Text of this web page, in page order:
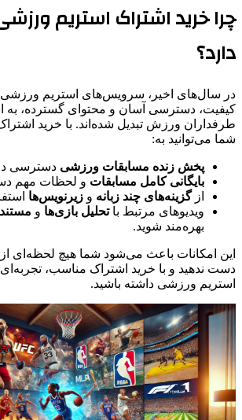
چرا خرید اشتراک استریم
دارد؟
در سال‌های اخیر، سرویس‌های استریم ورزشی
کیفیت، دسترسی آسان و محتوای گسترده، به
طرفداران ورزش تبدیل شده‌اند. با خرید
شما می‌توانید به:
پخش زنده مسابقات ورزشی دسترسی
بایگانی کامل مسابقات و لحظات مهم
ازگزینه‌های چند زبانه و زیرنویس‌ها
ویدیوهای مرتبط باتحلیل بازی‌ها و
بهره‌مند شوید.
این امکانات باعث می‌شود شما هیچ لحظه‌ای
دست ندهید و با خرید اشتراک مناسب، تجربه‌ای
استریم ورزشی داشته باشید.